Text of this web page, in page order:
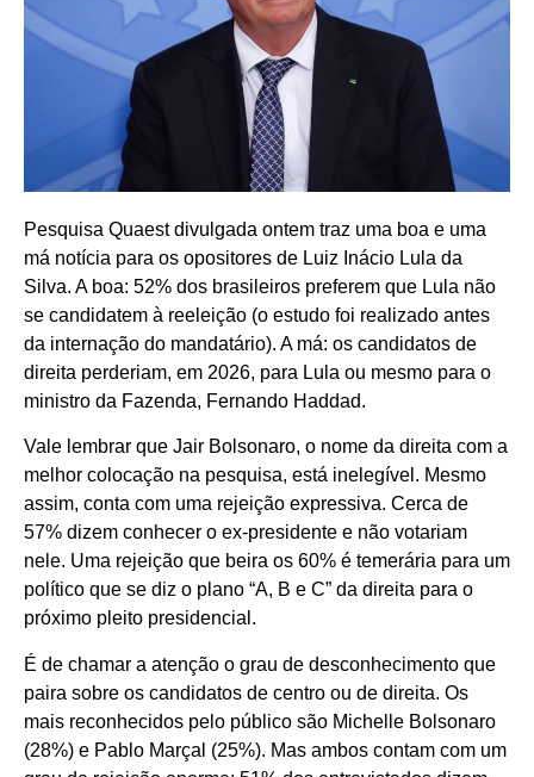
Pesquisa Quaest divulgada ontem traz uma boa e uma
má notícia para os opositores de Luiz Inácio Lula da
Silva. A boa: 52% dos brasileiros preferem que Lula não
se candidatem à reeleição (o estudo foi realizado antes
da internação do mandatário). A má: os candidatos de
direita perderiam, em 2026, para Lula ou mesmo para o
ministro da Fazenda, Fernando Haddad.
Vale lembrar que Jair Bolsonaro, o nome da direita com a
melhor colocação na pesquisa, está inelegível. Mesmo
assim, conta com uma rejeição expressiva. Cerca de
57% dizem conhecer o ex-presidente e não votariam
nele. Uma rejeição que beira os 60% é temerária para um
político que se diz o plano “A, B e C” da direita para o
próximo pleito presidencial.
É de chamar a atenção o grau de desconhecimento que
paira sobre os candidatos de centro ou de direita. Os
mais reconhecidos pelo público são Michelle Bolsonaro
(28%) e Pablo Marçal (25%). Mas ambos contam com um